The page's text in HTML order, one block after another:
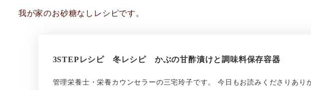
我が家のお砂糖なしレシピです。
3STEPレシピ 冬レシピ かぶの甘酢漬けと調味料保存容器
管理栄養士・栄養カウンセラーの三宅玲子です。 今日もお読みくださりあり